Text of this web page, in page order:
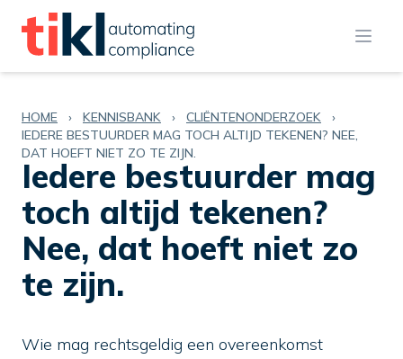
Open
HOME › KENNISBANK › CLIËNTENONDERZOEK
›
IEDERE BESTUURDER MAG TOCH ALTIJD TEKENEN? NEE,
DAT HOEFT NIET ZO TE ZIJN.
Iedere bestuurder mag
toch altijd tekenen?
Nee, dat hoeft niet zo
te zijn.
Wie mag rechtsgeldig een overeenkomst